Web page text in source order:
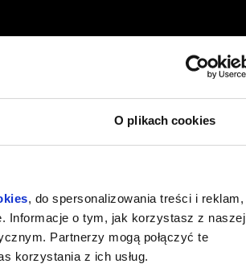
O plikach cookies
, do spersonalizowania treści i reklam,
Informacje o tym, jak korzystasz z naszej
Partnerzy mogą połączyć te
korzystania z ich usług.